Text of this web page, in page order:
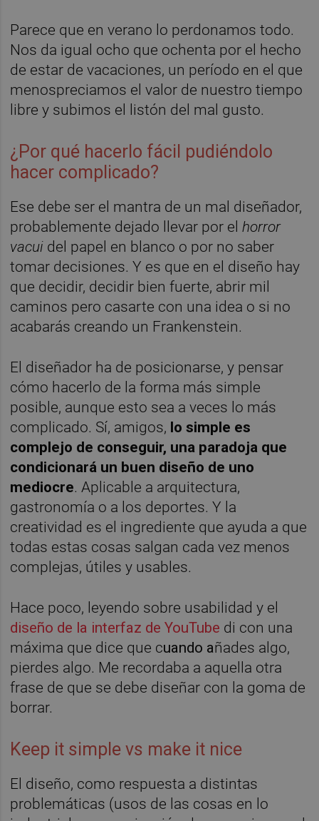
Parece que en verano lo perdonamos todo.
Nos da igual ocho que ochenta por el hecho
de estar de vacaciones, un período en el que
menospreciamos el valor de nuestro tiempo
libre y subimos el listón del mal gusto.
¿Por qué hacerlo fácil pudiéndolo
hacer complicado?
Ese debe ser el mantra de un mal diseñador,
probablemente dejado llevar por elhorror
vacui del papel en blanco o por no saber
tomar decisiones. Y es que en el diseño hay
que decidir, decidir bien fuerte, abrir mil
caminos pero casarte con una idea o si no
acabarás creando un Frankenstein.
El diseñador ha de posicionarse, y pensar
cómo hacerlo de la forma más simple
posible, aunque esto sea a veces lo más
complicado. Sí, amigos, lo simple es
complejo de conseguir, una paradoja que
condicionará un buen diseño de uno
mediocre. Aplicable a arquitectura,
gastronomía o a los deportes. Y la
creatividad es el ingrediente que ayuda a que
todas estas cosas salgan cada vez menos
complejas, útiles y usables.
Hace poco, leyendo sobre usabilidad y el
diseño de la interfaz de YouTube di con una
máxima que dice que cuando añades algo,
pierdes algo. Me recordaba a aquella otra
frase de que se debe diseñar con la goma de
borrar.
Keep it simple vs make it nice
El diseño, como respuesta a distintas
problemáticas (usos de las cosas en lo